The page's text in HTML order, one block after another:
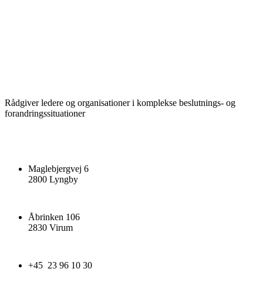
Rådgiver ledere og organisationer i komplekse beslutnings- og
forandringssituationer
Maglebjergvej 6
2800 Lyngby
Åbrinken 106
2830 Virum
+45 23 96 10 30